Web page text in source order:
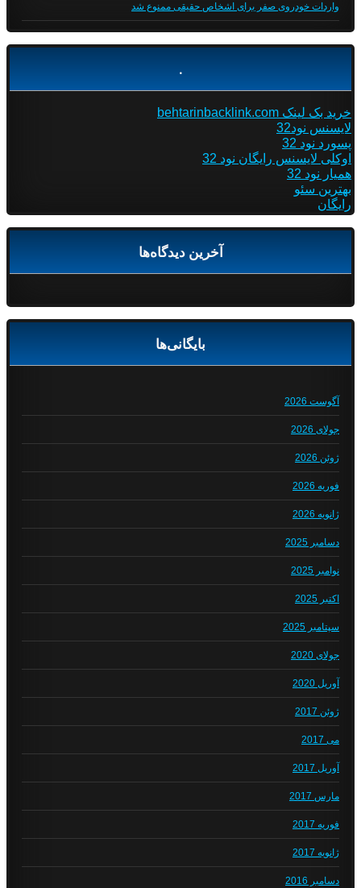
واردات خودروی صفر برای اشخاص حقیقی ممنوع شد
.
خرید بک لینک behtarinbacklink.com
لایسنس نود32
پسورد نود 32
اوکلی لایسنس رایگان نود 32
همیار نود 32
بهترین سئو
رایگان
آخرین دیدگاه‌ها
بایگانی‌ها
آگوست 2026
جولای 2026
ژوئن 2026
فوریه 2026
ژانویه 2026
دسامبر 2025
نوامبر 2025
اکتبر 2025
سپتامبر 2025
جولای 2020
آوریل 2020
ژوئن 2017
می 2017
آوریل 2017
مارس 2017
فوریه 2017
ژانویه 2017
دسامبر 2016